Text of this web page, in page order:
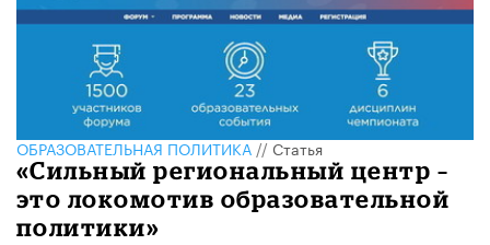
ОБРАЗОВАТЕЛЬНАЯ ПОЛИТИКА//Статья
«Сильный региональный центр –
это локомотив образовательной
политики»